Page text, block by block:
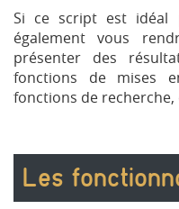
Si ce script est idéal
également vous
présenter des
fonctions de mises
fonctions de recherche,
Les